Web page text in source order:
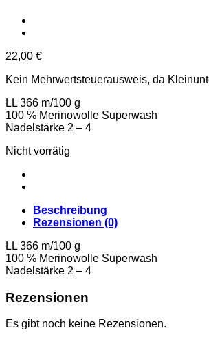
22,00 €
Kein Mehrwertsteuerausweis, da
LL 366 m/100 g
100 % Merinowolle Superwash
Nadelstärke 2 – 4
Nicht vorrätig
Beschreibung
Rezensionen (0)
LL 366 m/100 g
100 % Merinowolle Superwash
Nadelstärke 2 – 4
Rezensionen
Es gibt noch keine Rezensionen.